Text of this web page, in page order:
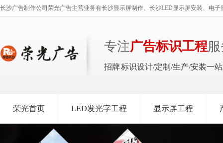
长沙广告制作公司荣光广告主营业务有长沙显示屏制作、长沙LED显示屏安装、电
专注广告标识工程
招牌 标识设计/定制/生产/安装一
荣光首页 LED发光字工程 显示屏工程